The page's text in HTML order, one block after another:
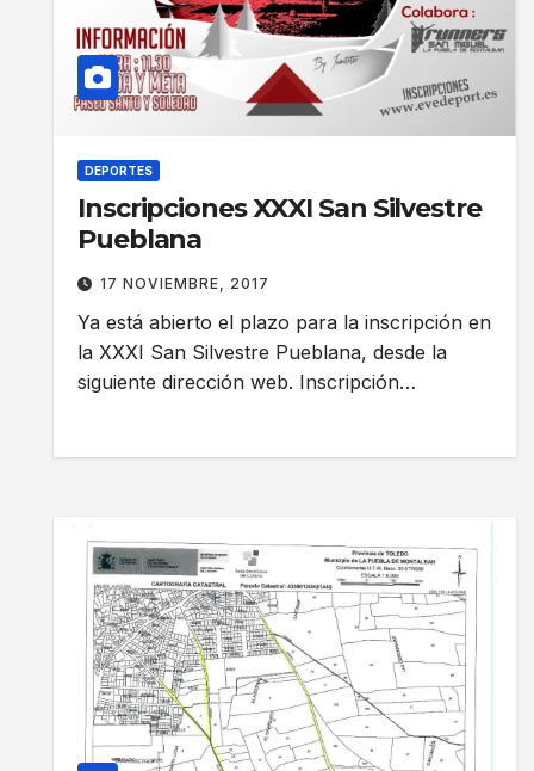
DEPORTES
Inscripciones XXXI San Silvestre
Pueblana
17 NOVIEMBRE, 2017
Ya está abierto el plazo para la inscripción en
la XXXI San Silvestre Pueblana, desde la
siguiente dirección web. Inscripción…